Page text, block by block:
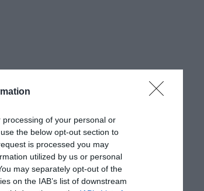
of your personal or
the below opt-out section to
is processed you may
utilized by us or personal
may separately opt-out of the
on the IAB’s list of downstream